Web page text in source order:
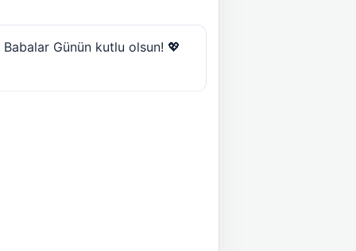
Babalar Günün kutlu olsun! 💖